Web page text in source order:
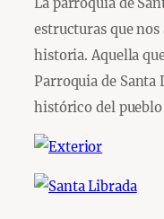
La parroquia de
estructuras que
historia. Aquella
Parroquia de Santa
histórico del pueblo